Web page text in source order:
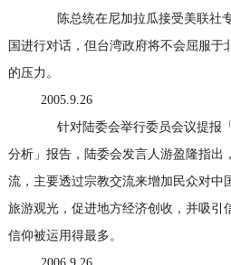
陈总统在尼加拉瓜接受美联社
国进行对话，但台湾政府将不会屈服于
的压力。
2005.9.26
针对陆委会举行委员会议提报
分析」报告，陆委会发言人游盈隆指出
流，主要透过宗教交流来增加民众对中
旅游观光，促进地方经济创收，并吸引
信仰被运用得最多。